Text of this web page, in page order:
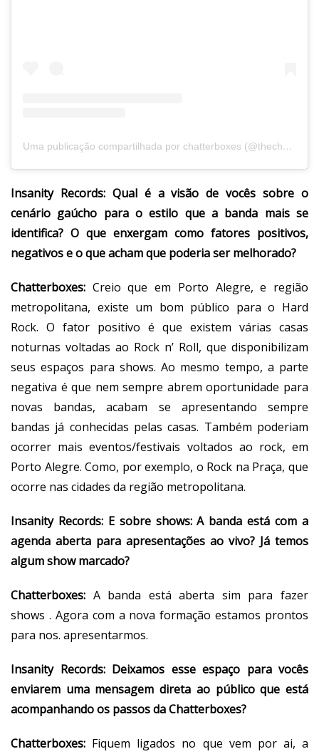
Uma publicação compartilhada por chatterboxes (@thechatterboxesbanda)
Insanity Records: Qual é a visão de vocês sobre o
cenário gaúcho para o estilo que a banda mais se
identifica? O que enxergam como fatores positivos,
negativos e o que acham que poderia ser melhorado?
Chatterboxes: Creio que em Porto Alegre, e região
metropolitana, existe um bom público para o Hard
Rock. O fator positivo é que existem várias casas
noturnas voltadas ao Rock n’ Roll, que disponibilizam
seus espaços para shows. Ao mesmo tempo, a parte
negativa é que nem sempre abrem oportunidade para
novas bandas, acabam se apresentando sempre
bandas já conhecidas pelas casas. Também poderiam
ocorrer mais eventos/festivais voltados ao rock, em
Porto Alegre. Como, por exemplo, o Rock na Praça, que
ocorre nas cidades da região metropolitana.
Insanity Records: E sobre shows: A banda está com a
agenda aberta para apresentações ao vivo? Já temos
algum show marcado?
Chatterboxes: A banda está aberta sim para fazer
shows . Agora com a nova formação estamos prontos
para nos. apresentarmos.
Insanity Records: Deixamos esse espaço para vocês
enviarem uma mensagem direta ao público que está
acompanhando os passos da Chatterboxes?
Chatterboxes: Fiquem ligados no que vem por ai, a